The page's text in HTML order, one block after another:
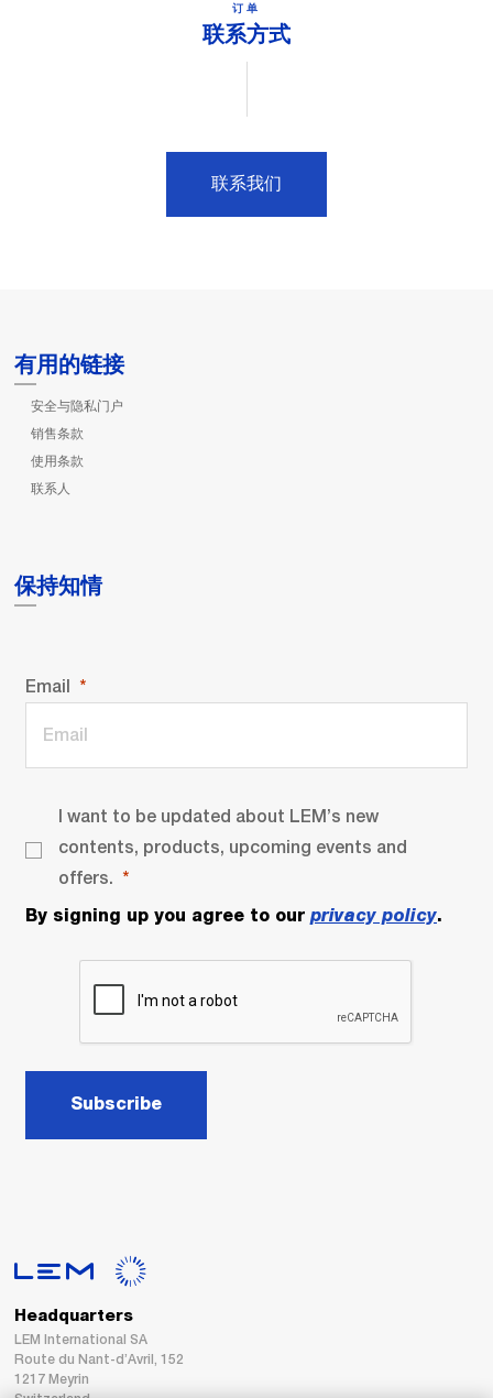
订单
联系方式
联系我们
有用的链接
安全与隐私门户
销售条款
使用条款
联系人
保持知情
Email
I want to be updated about LEM’s new
contents, products, upcoming events and
offers.
By signing up you agree to our privacy policy.
Subscribe
Headquarters
LEM International SA
Route du Nant-d’Avril, 152
1217 Meyrin